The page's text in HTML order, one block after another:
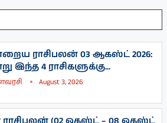
ராசிபலன் 03 ஆகஸ்ட் 2026:
இந்த 4 ராசிகளுக்கு...
August 3, 2026